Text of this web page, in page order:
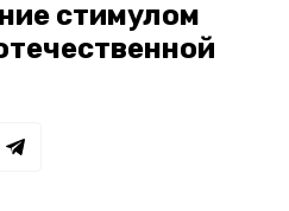
стимулом